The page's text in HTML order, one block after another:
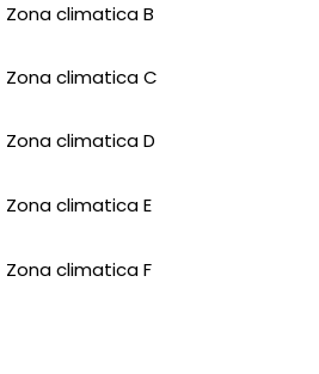
Zona climatica B
Zona climatica C
Zona climatica D
Zona climatica E
Zona climatica F